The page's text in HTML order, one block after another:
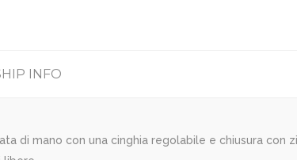
INFO
di mano con una cinghia regolabile e chiusura con